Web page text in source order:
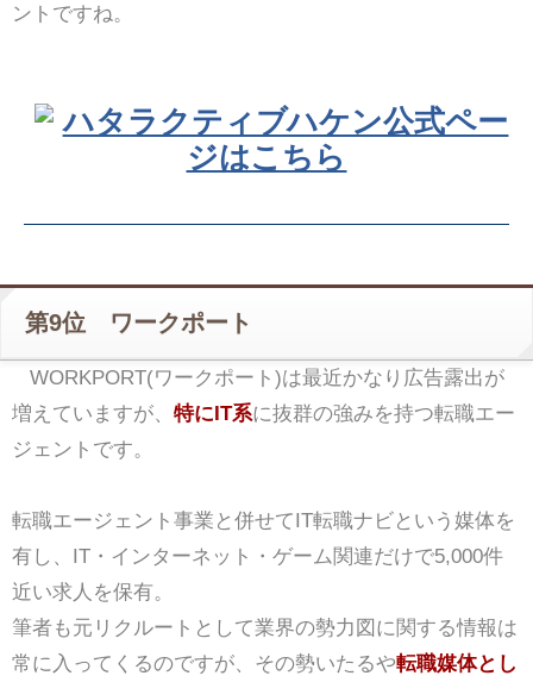
ントですね。
ハタラクティブハケン公式ペー
ジはこちら
第9位 ワークポート
WORKPORT(ワークポート)は最近かなり広告露出が
増えていますが、 特にIT系に抜群の強みを持つ転職エー
ジェントです。
転職エージェント事業と併せてIT転職ナビという媒体を
有し、IT・インターネット・ゲーム関連だけで5,000件
近い求人を保有。
筆者も元リクルートとして業界の勢力図に関する情報は
常に入ってくるのですが、その勢いたるや転職媒体とし